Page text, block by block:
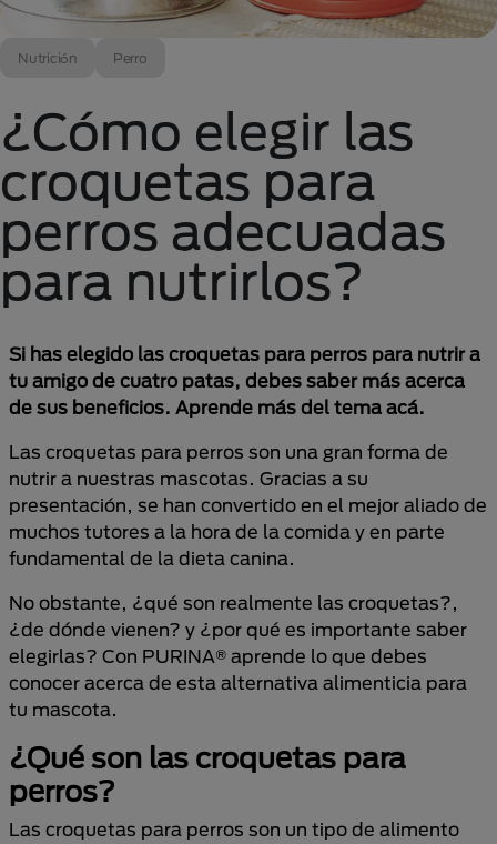
Nutrición Perro
¿Cómo elegir las
croquetas para
perros adecuadas
para nutrirlos?
Si has elegido las croquetas para perros para nutrir a
tu amigo de cuatro patas, debes saber más acerca
de sus beneficios. Aprende más del tema acá.
Las croquetas para perros son una gran forma de
nutrir a nuestras mascotas. Gracias a su
presentación, se han convertido en el mejor aliado de
muchos tutores a la hora de la comida y en parte
fundamental de la dieta canina.
No obstante, ¿qué son realmente las croquetas?,
¿de dónde vienen? y ¿por qué es importante saber
elegirlas? Con PURINA® aprende lo que debes
conocer acerca de esta alternativa alimenticia para
tu mascota.
¿Qué son las croquetas para
perros?
Las croquetas para perros son un tipo de alimento